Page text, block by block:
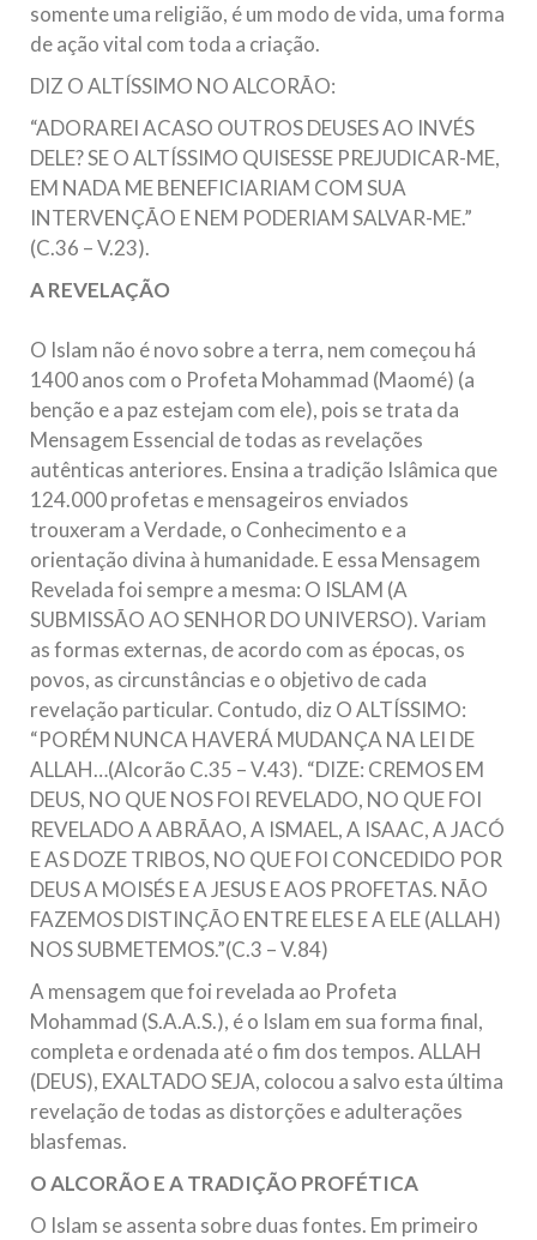
somente uma religião, é um modo de vida, uma forma
de ação vital com toda a criação.
DIZ O ALTÍSSIMO NO ALCORÃO:
“ADORAREI ACASO OUTROS DEUSES AO INVÉS
DELE? SE O ALTÍSSIMO QUISESSE PREJUDICAR-ME,
EM NADA ME BENEFICIARIAM COM SUA
INTERVENÇÃO E NEM PODERIAM SALVAR-ME.”
(C.36 – V.23).
A REVELAÇÃO
O Islam não é novo sobre a terra, nem começou há
1400 anos com o Profeta Mohammad (Maomé) (a
benção e a paz estejam com ele), pois se trata da
Mensagem Essencial de todas as revelações
autênticas anteriores. Ensina a tradição Islâmica que
124.000 profetas e mensageiros enviados
trouxeram a Verdade, o Conhecimento e a
orientação divina à humanidade. E essa Mensagem
Revelada foi sempre a mesma: O ISLAM (A
SUBMISSÃO AO SENHOR DO UNIVERSO). Variam
as formas externas, de acordo com as épocas, os
povos, as circunstâncias e o objetivo de cada
revelação particular. Contudo, diz O ALTÍSSIMO:
“PORÉM NUNCA HAVERÁ MUDANÇA NA LEI DE
ALLAH…(Alcorão C.35 – V.43). “DIZE: CREMOS EM
DEUS, NO QUE NOS FOI REVELADO, NO QUE FOI
REVELADO A ABRÃAO, A ISMAEL, A ISAAC, A JACÓ
E AS DOZE TRIBOS, NO QUE FOI CONCEDIDO POR
DEUS A MOISÉS E A JESUS E AOS PROFETAS. NÃO
FAZEMOS DISTINÇÃO ENTRE ELES E A ELE (ALLAH)
NOS SUBMETEMOS.”(C.3 – V.84)
A mensagem que foi revelada ao Profeta
Mohammad (S.A.A.S.), é o Islam em sua forma final,
completa e ordenada até o fim dos tempos. ALLAH
(DEUS), EXALTADO SEJA, colocou a salvo esta última
revelação de todas as distorções e adulterações
blasfemas.
O ALCORÃO E A TRADIÇÃO PROFÉTICA
O Islam se assenta sobre duas fontes. Em primeiro